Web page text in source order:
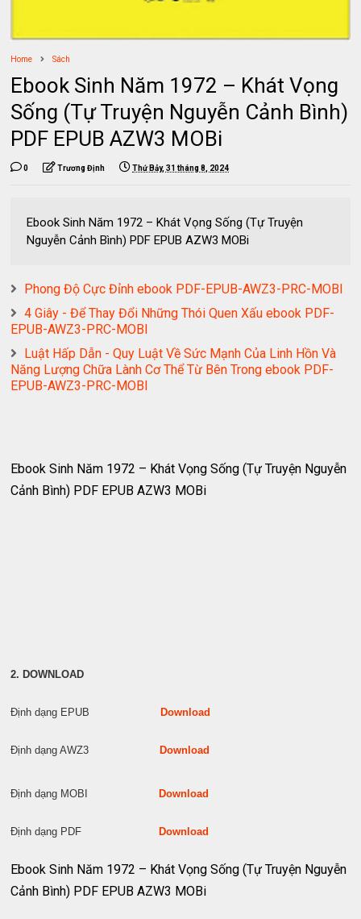
Home Sách
Ebook Sinh Năm 1972 – Khát Vọng
Sống (Tự Truyện Nguyễn Cảnh Bình)
PDF EPUB AZW3 MOBi
0 Trương Định Thứ Bảy, 31 tháng 8, 2024
Ebook Sinh Năm 1972 – Khát Vọng Sống (Tự Truyện
Nguyễn Cảnh Bình) PDF EPUB AZW3 MOBi
Phong Độ Cực Đỉnh ebook PDF-EPUB-AWZ3-PRC-MOBI
4 Giây - Để Thay Đổi Những Thói Quen Xấu ebook PDF-
EPUB-AWZ3-PRC-MOBI
Luật Hấp Dẫn - Quy Luật Về Sức Mạnh Của Linh Hồn Và
Năng Lượng Chữa Lành Cơ Thể Từ Bên Trong ebook PDF-
EPUB-AWZ3-PRC-MOBI
Ebook Sinh Năm 1972 – Khát Vọng Sống (Tự Truyện Nguyễn
Cảnh Bình) PDF EPUB AZW3 MOBi
2. DOWNLOAD
Định dạng EPUBDownload
Định dạng AWZ3Download
Định dạng MOBIDownload
Định dạng PDFDownload
Ebook Sinh Năm 1972 – Khát Vọng Sống (Tự Truyện Nguyễn
Cảnh Bình) PDF EPUB AZW3 MOBi